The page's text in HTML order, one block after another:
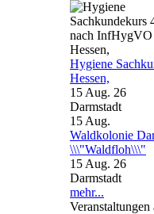
Hygiene
Hessen,
15 Aug. 26
Darmstadt
15 Aug.
Waldkolonie
\\\"Waldfloh\\\"
15 Aug. 26
Darmstadt
mehr...